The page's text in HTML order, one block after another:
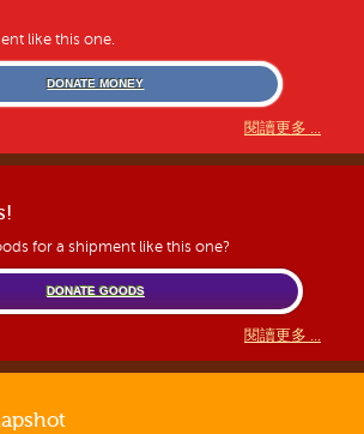
like this one.
DONATE MONEY
閱讀更多 ...
for a shipment like this one?
DONATE GOODS
閱讀更多 ...